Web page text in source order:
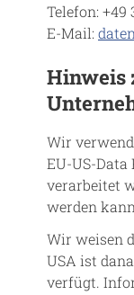
Telefon: +49
E-Mail:
Hinweis
Wir
EU-US-
verarbeitet
werden
Wir weisen
USA ist
verfügt.